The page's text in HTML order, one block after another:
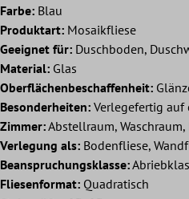
Farbe: Blau
Produktart: Mosaikfliese
Geeignet für: Duschboden,
Material: Glas
Oberflächenbeschaffenheit:
Besonderheiten: Verlegefertig auf
Zimmer:Abstellraum,
Verlegung als: Bodenfliese,
Beanspruchungsklasse:
Fliesenformat: Quadratisch